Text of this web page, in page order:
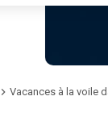
Vacances à la voile